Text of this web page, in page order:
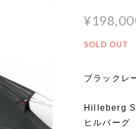
SOLD OUT
ブラックレ
Hilleberg
ヒルバー